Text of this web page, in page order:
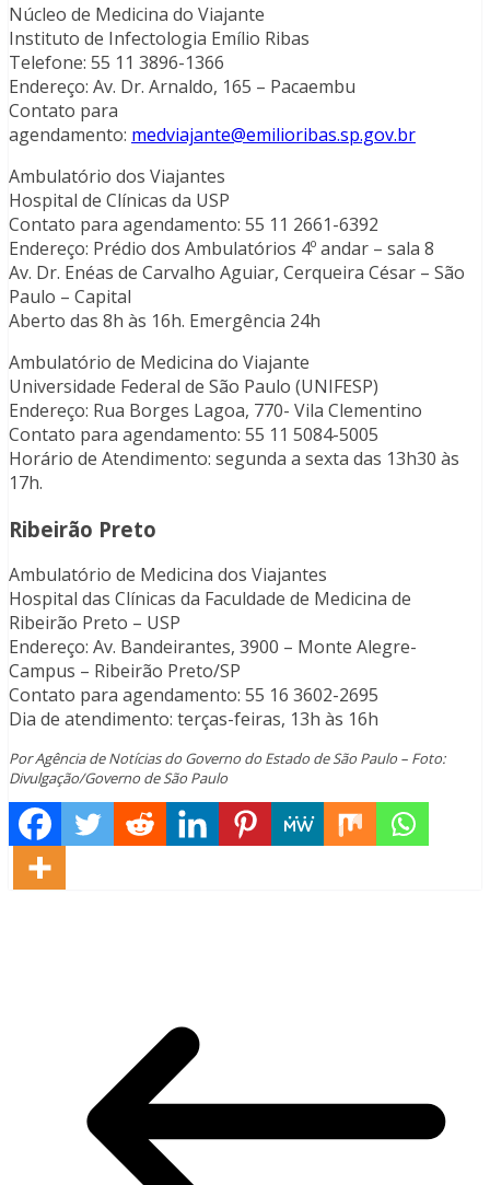
Núcleo de Medicina do Viajante
Instituto de Infectologia Emílio Ribas
Telefone: 55 11 3896-1366
Endereço: Av. Dr. Arnaldo, 165 – Pacaembu
Contato para
agendamento: medviajante@emilioribas.sp.gov.br
Ambulatório dos Viajantes
Hospital de Clínicas da USP
Contato para agendamento: 55 11 2661-6392
Endereço: Prédio dos Ambulatórios 4º andar – sala 8
Av. Dr. Enéas de Carvalho Aguiar, Cerqueira César – São
Paulo – Capital
Aberto das 8h às 16h. Emergência 24h
Ambulatório de Medicina do Viajante
Universidade Federal de São Paulo (UNIFESP)
Endereço: Rua Borges Lagoa, 770- Vila Clementino
Contato para agendamento: 55 11 5084-5005
Horário de Atendimento: segunda a sexta das 13h30 às
17h.
Ribeirão Preto
Ambulatório de Medicina dos Viajantes
Hospital das Clínicas da Faculdade de Medicina de
Ribeirão Preto – USP
Endereço: Av. Bandeirantes, 3900 – Monte Alegre-
Campus – Ribeirão Preto/SP
Contato para agendamento: 55 16 3602-2695
Dia de atendimento: terças-feiras, 13h às 16h
Por Agência de Notícias do Governo do Estado de São Paulo – Foto:
Divulgação/Governo de São Paulo